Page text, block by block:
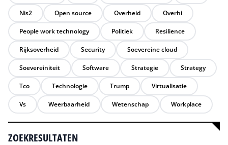
ZOEKRESULTATEN
Nis2 Open source Overheid Overhi
People work technology Politiek Resilience
Rijksoverheid Security Soevereine cloud
Soevereiniteit Software Strategie Strategy
Tco Technologie Trump Virtualisatie
Vs Weerbaarheid Wetenschap Workplace